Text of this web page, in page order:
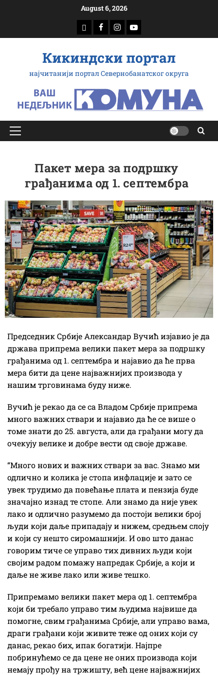
August 6, 2026
доwнлоад
Фацебоок
Инстаграм
Yоутубе
Кикиндски портал
најчитанији портал Севернобанатског округа
Примарy
Пакет мера за подршку
грађанима од 1. септембра
Председник Србије Александар Вучић изјавио је да
држава припрема велики пакет мера за подршку
грађанима од 1. септембра и најавио да ће прва
мера бити да цене најважнијих производа у
нашим трговинама буду ниже.
Вучић је рекао да се са Владом Србије припрема
много важних ствари и најавио да ће се више о
томе знати до 25. августа, али да грађани могу да
очекују велике и добре вести од своје државе.
“Много нових и важних ствари за вас. Знамо ми
одлично и колика је стопа инфлације и зато се
увек трудимо да повећање плата и пензија буде
значајно изнад те стопе. Али знамо да није увек
лако и одлично разумемо да постоји велики број
људи који даље припадају и нижем, средњем слоју
и који су нешто сиромашнији. И ово што данас
говорим тиче се управо тих дивних људи који
својим радом помажу напредак Србије, а који и
даље не живе лако или живе тешко.
Припремамо велики пакет мера од 1. септембра
који би требало управо тим људима највише да
помогне, свим грађанима Србије, али управо вама,
драги грађани који живите теже од оних који су
данас, рекао бих, ипак богатији. Најпре
побринућемо се да цене не оних производа који
немају прођу на тржишту, већ цене најважнијих